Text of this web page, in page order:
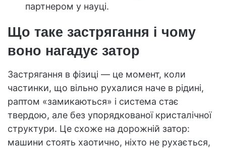
партнером у науці.
Що таке застрягання і чому
воно нагадує затор
Застрягання в фізиці — це момент, коли
частинки, що вільно рухалися наче в рідині,
раптом «замикаються» і система стає
твердою, але без упорядкованої кристалічної
структури. Це схоже на дорожній затор:
машини стоять хаотично, ніхто не рухається,